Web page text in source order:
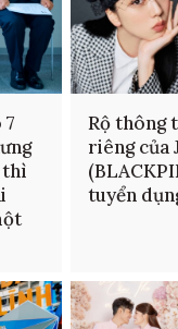
thì
Rộ thông
riêng của
tuyển